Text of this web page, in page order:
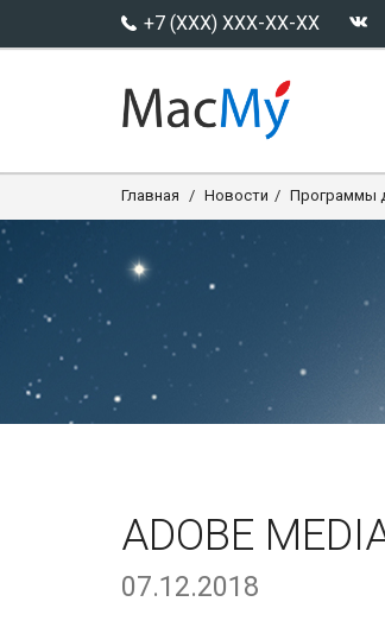
+7 (XXX) XXX-XX-XX
Главная Новости Программы
ADOBE
07.12.2018